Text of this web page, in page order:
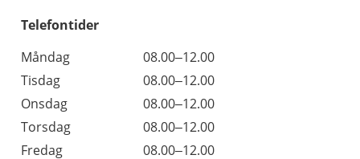
Telefontider
Måndag
08.00–12.00
Tisdag
08.00–12.00
Onsdag
08.00–12.00
Torsdag
08.00–12.00
Fredag
08.00–12.00